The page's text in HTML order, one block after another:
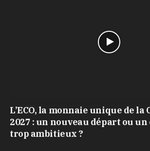
L’ECO, la monnaie unique de la
2027 : un nouveau départ ou
trop ambitieux ?